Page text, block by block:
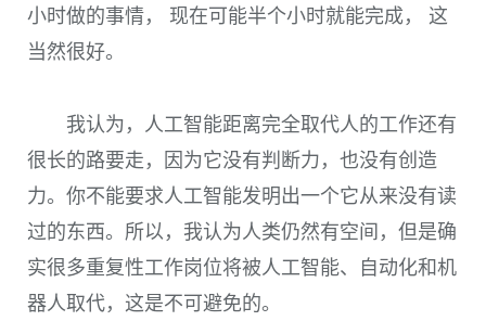
小时做的事情， 现在可能半个小时就能完成， 这
当然很好。
我认为，人工智能距离完全取代人的工作还有
很长的路要走，因为它没有判断力，也没有创造
力。你不能要求人工智能发明出一个它从来没有读
过的东西。所以，我认为人类仍然有空间，但是确
实很多重复性工作岗位将被人工智能、自动化和机
器人取代，这是不可避免的。